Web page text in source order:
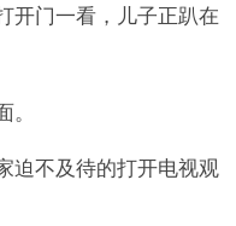
开门一看，儿子正趴在
。
迫不及待的打开电视观